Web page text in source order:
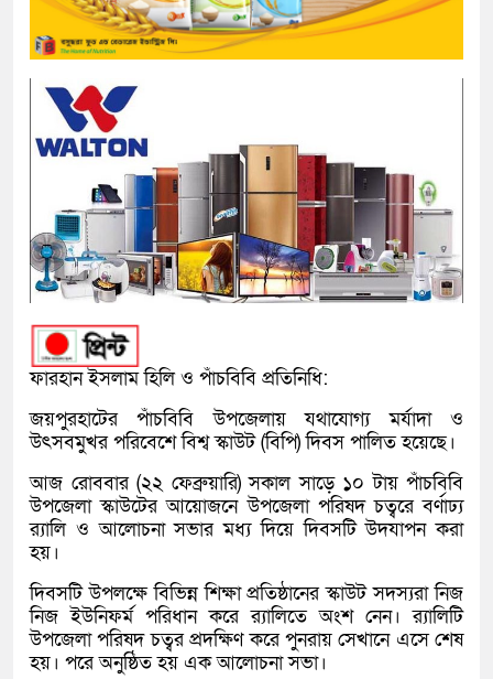
ফারহান ইসলাম হিলি ও পাঁচবিবি প্রতিনিধি:
জয়পুরহাটের পাঁচবিবি উপজেলায় যথাযোগ্য মর্যাদা ও
উৎসবমুখর পরিবেশে বিশ্ব স্কাউট (বিপি) দিবস পালিত হয়েছে।
আজ রোববার (২২ ফেব্রুয়ারি) সকাল সাড়ে ১০ টায় পাঁচবিবি
উপজেলা স্কাউটের আয়োজনে উপজেলা পরিষদ চত্বরে বর্ণাঢ্য
র‌্যালি ও আলোচনা সভার মধ্য দিয়ে দিবসটি উদযাপন করা
হয়।
দিবসটি উপলক্ষে বিভিন্ন শিক্ষা প্রতিষ্ঠানের স্কাউট সদস্যরা নিজ
নিজ ইউনিফর্ম পরিধান করে র‌্যালিতে অংশ নেন। র‌্যালিটি
উপজেলা পরিষদ চত্বর প্রদক্ষিণ করে পুনরায় সেখানে এসে শেষ
হয়। পরে অনুষ্ঠিত হয় এক আলোচনা সভা।